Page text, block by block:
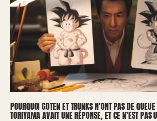
POURQUOI GOTEN ET TRUNKS N’ONT PAS DE
TORIYAMA AVAIT UNE RÉPONSE, ET CE N’EST PAS